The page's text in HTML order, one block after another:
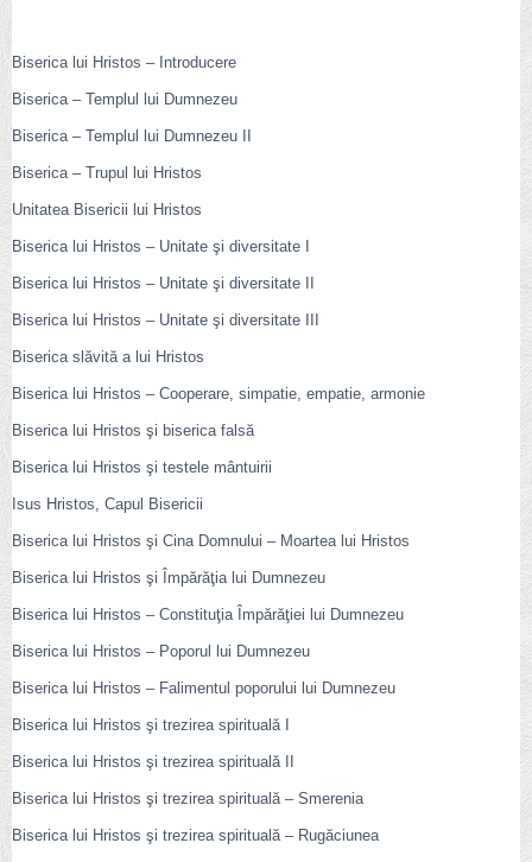
Biserica lui Hristos – Introducere
Biserica – Templul lui Dumnezeu
Biserica – Templul lui Dumnezeu II
Biserica – Trupul lui Hristos
Unitatea Bisericii lui Hristos
Biserica lui Hristos – Unitate şi diversitate I
Biserica lui Hristos – Unitate şi diversitate II
Biserica lui Hristos – Unitate şi diversitate III
Biserica slăvită a lui Hristos
Biserica lui Hristos – Cooperare, simpatie, empatie, armonie
Biserica lui Hristos şi biserica falsă
Biserica lui Hristos şi testele mântuirii
Isus Hristos, Capul Bisericii
Biserica lui Hristos şi Cina Domnului – Moartea lui Hristos
Biserica lui Hristos şi Împărăţia lui Dumnezeu
Biserica lui Hristos – Constituţia Împărăţiei lui Dumnezeu
Biserica lui Hristos – Poporul lui Dumnezeu
Biserica lui Hristos – Falimentul poporului lui Dumnezeu
Biserica lui Hristos şi trezirea spirituală I
Biserica lui Hristos şi trezirea spirituală II
Biserica lui Hristos şi trezirea spirituală – Smerenia
Biserica lui Hristos şi trezirea spirituală – Rugăciunea